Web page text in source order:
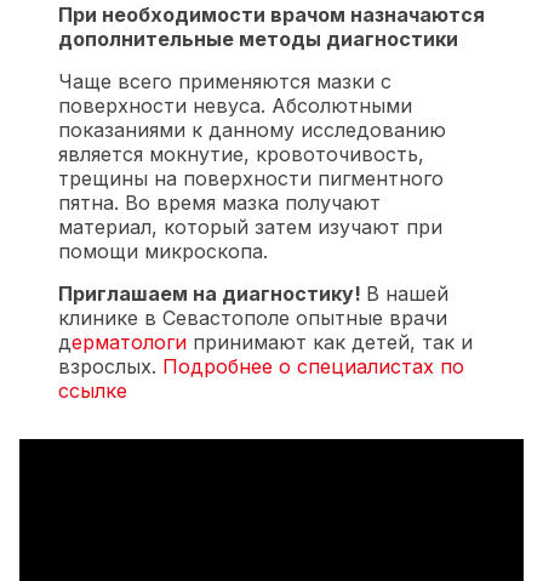
При необходимости врачом назначаются
дополнительные методы диагностики
Чаще всего применяются мазки с
поверхности невуса. Абсолютными
показаниями к данному исследованию
является мокнутие, кровоточивость,
трещины на поверхности пигментного
пятна. Во время мазка получают
материал, который затем изучают при
помощи микроскопа.
Приглашаем на диагностику! В нашей
клинике в Севастополе опытные врачи
дерматологи принимают как детей, так и
взрослых. Подробнее о специалистах по
ссылке